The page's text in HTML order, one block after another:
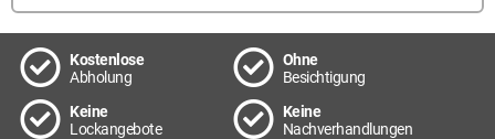
Kostenlose
Abholung
Ohne
Besichtigung
Keine
Lockangebote
Keine
Nachverhandlungen